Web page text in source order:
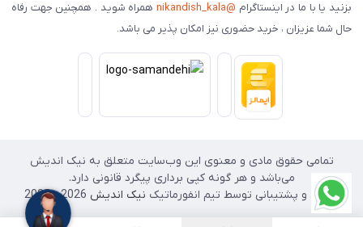
بزنید یا با ما در اینستاگرام @nikandish_kala
همراه شوید . همچنین جهت رفاه
حال شما عزیزان ، خرید حضوری نیز امکان پذیر می باشد.
تمامی حقوق مادی و معنوی این وب‌سایت متعلق به نیک اندیش
می‌باشد و هر گونه کپی برداری پیگرد قانونی دارد.
طراحی و پشتیبانی توسط تیم انفورماتیک نیک اندیش 2026 - 2025